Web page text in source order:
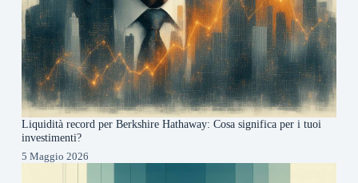
Liquidità record per Berkshire Hathaway: Cosa significa per i tuoi
investimenti?
5 Maggio 2026